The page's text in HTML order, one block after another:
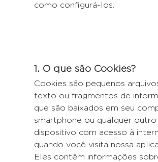
como configurá-los.
1. O que são Cookies?
Cookies são pequenos
texto ou fragmentos de
que são baixados em seu
smartphone ou qualquer outro
dispositivo com acesso à
quando você visita nossa
Eles contêm informações